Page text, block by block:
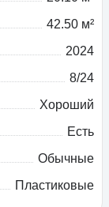
42.50 м²
2024
8/24
Хороший
Есть
Обычные
Пластиковые